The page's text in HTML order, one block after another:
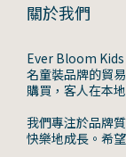
關於我們
Ever Bloom
名童裝品牌的貿
購買，客人在本
我們專注於品牌
快樂地成長。希